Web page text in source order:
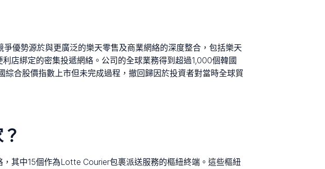
優勢源於與更廣泛的樂天零售及商業網絡的深度整合，包括樂天
店綁定的密集投遞網絡。公司的全球業務得到超過1,000個韓國
合股價指數上市但未完成過程，撤回歸因於投資者對當時全球貿
其中15個作為Lotte Courier包裹派送服務的樞紐終端。這些樞紐